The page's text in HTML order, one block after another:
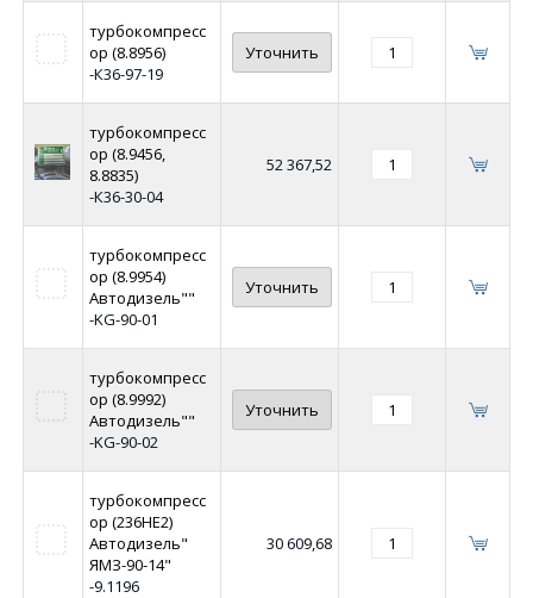
турбокомпресс
ор (8.8956)
-К36-97-19
Уточнить
турбокомпресс
ор (8.9456,
8.8835)
-К36-30-04
52 367,52
турбокомпресс
ор (8.9954)
Автодизель""
-KG-90-01
Уточнить
турбокомпресс
ор (8.9992)
Автодизель""
-KG-90-02
Уточнить
турбокомпресс
ор (236НЕ2)
Автодизель"
ЯМЗ-90-14"
-9.1196
30 609,68